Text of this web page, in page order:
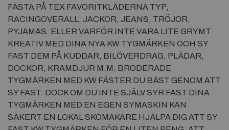
FÄSTA PÅ TEX FAVORITKLÄDERNA TYP,
RACINGOVERALL, JACKOR, JEANS, TRÖJOR,
PYJAMAS. ELLER VARFÖR INTE VARA LITE GRYMT
KREATIV MED DINA NYA KW TYGMÄRKEN OCH SY
FAST DEM PÅ KUDDAR, BILÖVERDRAG, PLÄDAR,
DOCKOR, KRAMDJUR M.M. BRODERADE
TYGMÄRKEN MED KW FÄSTER DU BÄST GENOM ATT
SY FAST. DOCK OM DU INTE SJÄLV SYR FAST DINA
TYGMÄRKEN MED EN EGEN SYMASKIN KAN
SÄKERT EN LOKAL SKOMAKARE HJÄLPA DIG ATT SY